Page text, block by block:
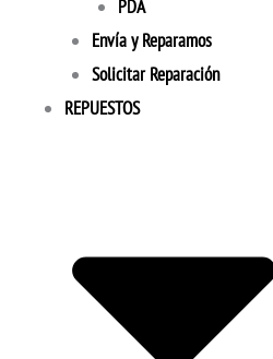
PDA
Envía y Reparamos
Solicitar Reparación
REPUESTOS